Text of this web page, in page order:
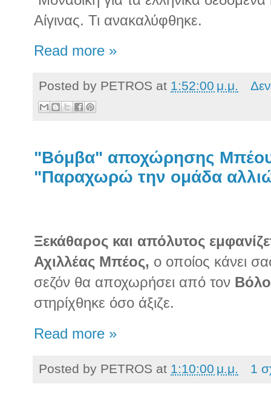
Αίγινας. Τι ανακαλύφθηκε.
Read more »
Posted by PETROS at 1:52:00 μ.μ.
"Βόμβα" αποχώρησης
"Παραχωρώ την ομάδα
Ξεκάθαρος και απόλυτος
Αχιλλέας Μπέος, ο οποίος κάνει
σεζόν θα αποχωρήσει από τον Βόλο
στηρίχθηκε όσο άξιζε.
Read more »
Posted by PETROS at 1:10:00 μ.μ. 1